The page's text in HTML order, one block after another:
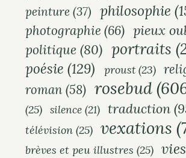
peinture (37) philosophie
photographie (66) pieux
politique (80) portraits
poésie (129) proust(23)
roman (58) rosebud
(25) silence(21) traduction
télévision (25) vexations
brèves et peu illustres (25) vies